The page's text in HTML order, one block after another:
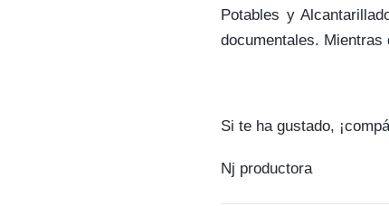
Potables y
documentales.
Si te ha gustado,
Nj productora